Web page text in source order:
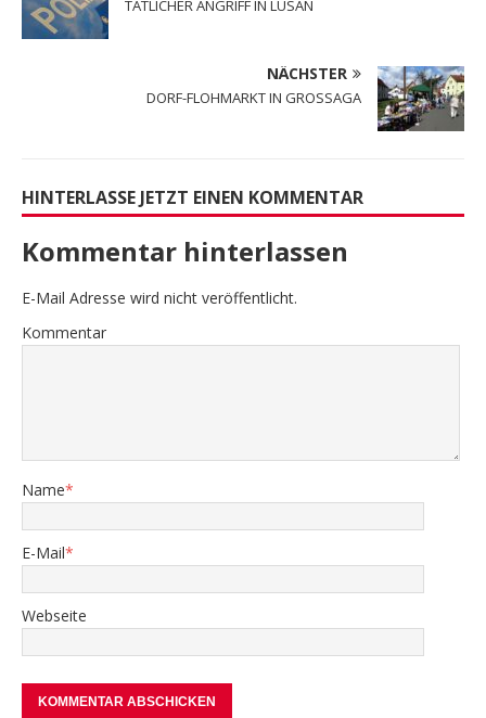
TÄTLICHER ANGRIFF IN LUSAN
NÄCHSTER
DORF-FLOHMARKT IN GROSSAGA
HINTERLASSE JETZT EINEN KOMMENTAR
Kommentar hinterlassen
E-Mail Adresse wird nicht veröffentlicht.
Kommentar
Name*
E-Mail*
Webseite